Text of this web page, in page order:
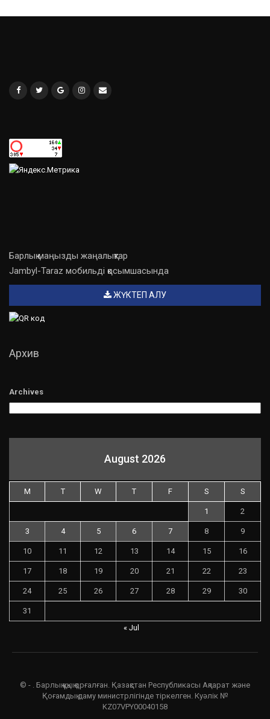
Барлық маңызды жаңалықтар
Jambyl-Taraz мобильді қосымшасында
ЖҮКТЕП АЛУ
Архив
Archives
August 2026
M T W T F S S
1 2
3 4 5 6 7 8 9
10 11 12 13 14 15 16
17 18 19 20 21 22 23
24 25 26 27 28 29 30
31
« Jul
© - . Барлық құқық қорғалған. Қазақстан Республикасы Ақпарат және
Қоғамдық даму министрлігінде тіркелген. Куәлік №
KZ07VPY00040158